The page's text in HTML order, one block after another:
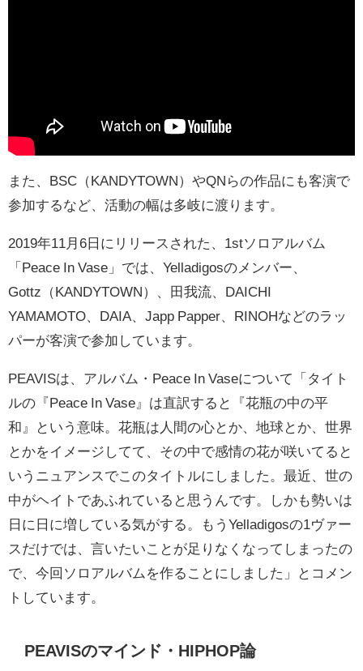
また、BSC（KANDYTOWN）やQNらの作品にも客演で
参加するなど、活動の幅は多岐に渡ります。
2019年11月6日にリリースされた、1stソロアルバム
「Peace In Vase」では、Yelladigosのメンバー、
Gottz（KANDYTOWN）、田我流、DAICHI
YAMAMOTO、DAIA、Japp Papper、RINOHなどのラッ
パーが客演で参加しています。
PEAVISは、アルバム・Peace In Vaseについて「タイト
ルの『Peace In Vase』は直訳すると『花瓶の中の平
和』という意味。花瓶は人間の心とか、地球とか、世界
とかをイメージしてて、その中で感情の花が咲いてると
いうニュアンスでこのタイトルにしました。最近、世の
中がヘイトであふれていると思うんです。しかも勢いは
日に日に増している気がする。もうYelladigosの1ヴァー
スだけでは、言いたいことが足りなくなってしまったの
で、今回ソロアルバムを作ることにしました」とコメン
トしています。
PEAVISのマインド・HIPHOP論